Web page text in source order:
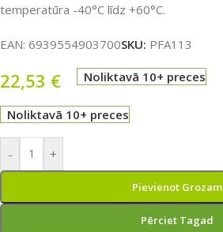
temperatūra -40°C līdz +60°C.
EAN: 6939554903700SKU: PFA113
22,53 € Noliktavā 10+ preces
Noliktavā 10+ preces
- +
Pievienot Grozam
Pērciet Tagad